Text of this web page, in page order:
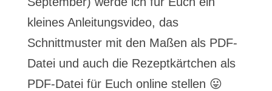
kleines Anleitungsvideo, das
Schnittmuster mit den Maßen als PDF-
Datei und auch die Rezeptkärtchen als
PDF-Datei für Euch online stellen 😛